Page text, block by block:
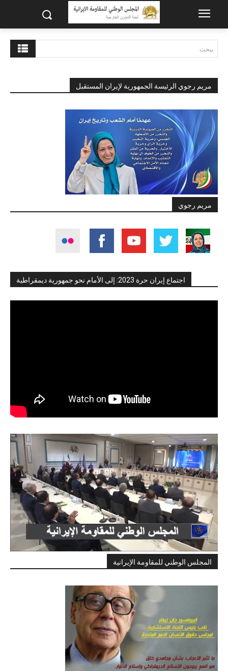
يبحث
مريم رجوي الرئيسة الجمهورية لإيران المستقبل
مريم رجوي
اجتماع إيران حرة 2023: إلى الأمام نحو جمهورية ديمقراطية
المجلس الوطني للمقاومة الإيرانية